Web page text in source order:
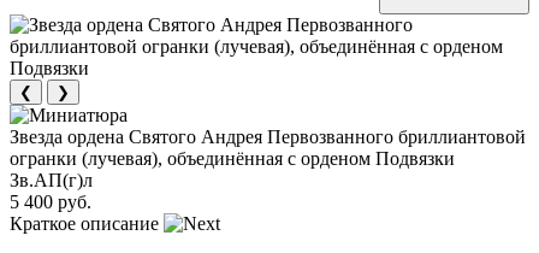
❮ ❯
Звезда ордена Святого Андрея Первозванного бриллиантовой
огранки (лучевая), объединённая с орденом Подвязки
Зв.АП(г)л
5 400 руб.
Краткое описание